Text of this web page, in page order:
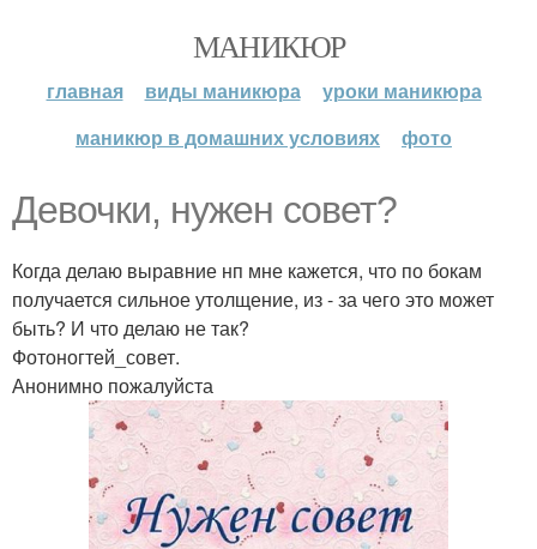
МАНИКЮР
главная виды маникюра
уроки маникюра
маникюр в домашних условиях
фото
Девочки, нужен совет?
Когда делаю выравние нп мне кажется, что по бокам
получается сильное утолщение, из - за чего это может
быть? И что делаю не так?
Фотоногтей_совет.
Анонимно пожалуйста